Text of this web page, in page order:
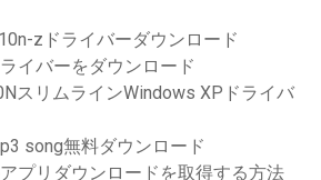
zドライバーダウンロード
イバーをダウンロード
スリムラインWindows XPドライバ
song無料ダウンロード
プリダウンロードを取得する方法